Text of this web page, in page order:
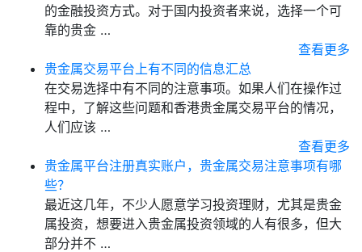
的金融投资方式。对于国内投资者来说，选择一个可
靠的贵金 …
查看更多
贵金属交易平台上有不同的信息汇总
在交易选择中有不同的注意事项。如果人们在操作过
程中，了解这些问题和香港贵金属交易平台的情况，
人们应该 …
查看更多
贵金属平台注册真实账户，贵金属交易注意事项有哪
些？
最近这几年，不少人愿意学习投资理财，尤其是贵金
属投资，想要进入贵金属投资领域的人有很多，但大
部分并不 …